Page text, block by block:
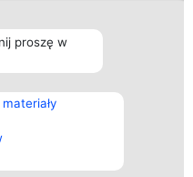
proszę w
Kontakt
Kontakt